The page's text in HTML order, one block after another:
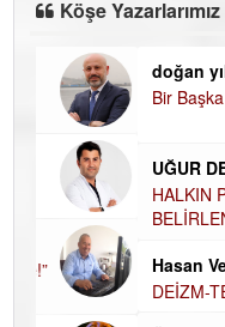
Köşe Yazarlarımız
doğan yıldıztan
Bir Başka Avrupa!
UĞUR DEMİROĞLU
HALKIN
BELİRLENDİ…
Hasan Vehbi Ersoy
DEİZM-TEİZM-